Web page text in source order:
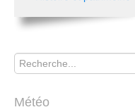
Rechercher
Météo